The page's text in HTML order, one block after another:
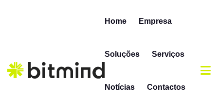
Home Empresa
Soluções Serviços
Notícias Contactos